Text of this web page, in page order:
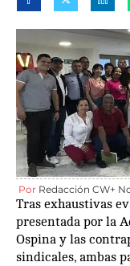
Por Redacción CW+
Tras exhaustivas
presentada por la
Ospina y las
sindicales, ambas